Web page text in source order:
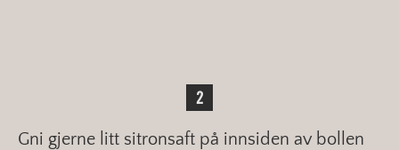
Gni gjerne litt sitronsaft på innsiden av bollen